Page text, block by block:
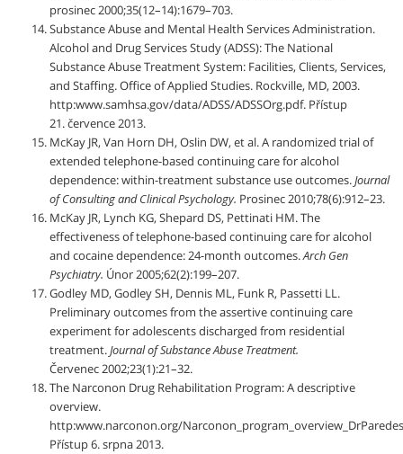
prosinec 2000;35(12–14):1679–703.
Substance Abuse and Mental Health Services Administration.
Alcohol and Drug Services Study (ADSS): The National
Substance Abuse Treatment System: Facilities, Clients, Services,
and Staffing. Office of Applied Studies. Rockville, MD, 2003.
http:www.samhsa.gov/data/ADSS/ADSSOrg.pdf. Přístup
21. července 2013.
McKay JR, Van Horn DH, Oslin DW, et al. A randomized trial of
extended telephone-based continuing care for alcohol
dependence: within-treatment substance use outcomes.Journal
of Consulting and Clinical Psychology. Prosinec 2010;78(6):912–23.
McKay JR, Lynch KG, Shepard DS, Pettinati HM. The
effectiveness of telephone-based continuing care for alcohol
and cocaine dependence: 24-month outcomes.Arch Gen
Psychiatry. Únor 2005;62(2):199–207.
Godley MD, Godley SH, Dennis ML, Funk R, Passetti LL.
Preliminary outcomes from the assertive continuing care
experiment for adolescents discharged from residential
treatment.Journal of Substance Abuse Treatment.
Červenec 2002;23(1):21–32.
The Narconon Drug Rehabilitation Program: A descriptive
overview.
http:www.narconon.org/
Přístup 6. srpna 2013.